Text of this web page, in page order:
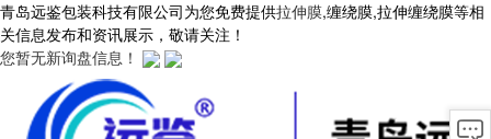
青岛远鉴包装科技有限公司为您免费提供拉伸膜,缠绕膜,拉伸缠绕膜等相
关信息发布和资讯展示，敬请关注！
您暂无新询盘信息！